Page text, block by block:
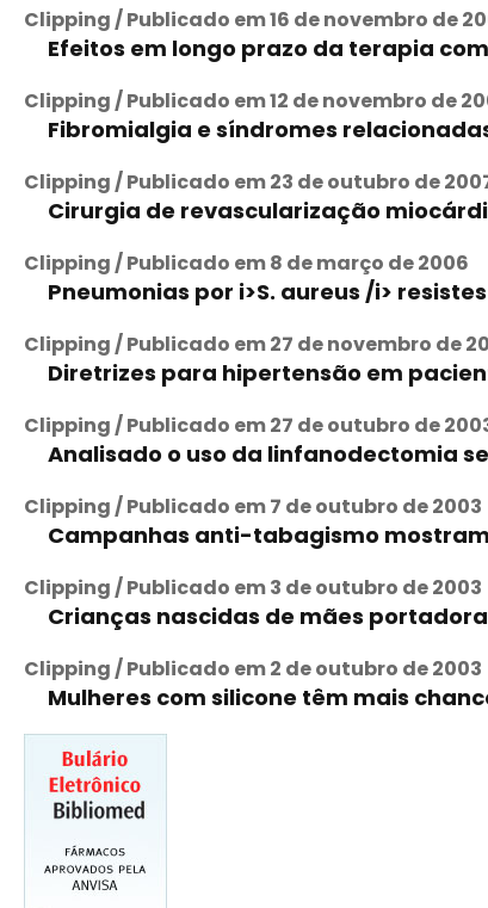
Clipping / Publicado em 16 de novembro de
Efeitos em longo prazo da terapia
Clipping / Publicado em 12 de novembro de
Fibromialgia e síndromes
Clipping / Publicado em 23 de outubro de
Cirurgia de revascularização
Clipping / Publicado em 8 de março de 2006
Pneumonias por i>S. aureus /i>
Clipping / Publicado em 27 de novembro de
Diretrizes para hipertensão em
Clipping / Publicado em 27 de outubro de
Analisado o uso da linfanodectomia
Clipping / Publicado em 7 de outubro de 2003
Campanhas anti-tabagismo
Clipping / Publicado em 3 de outubro de 2003
Crianças nascidas de mães
Clipping / Publicado em 2 de outubro de 2003
Mulheres com silicone têm mais